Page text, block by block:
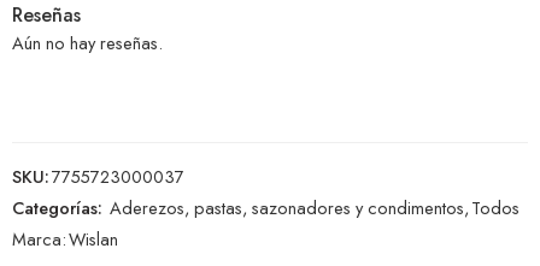
Reseñas
Aún no hay reseñas.
SKU:7755723000037
Categorías: Aderezos, pastas, sazonadores y condimentos,Todos
Marca:Wislan